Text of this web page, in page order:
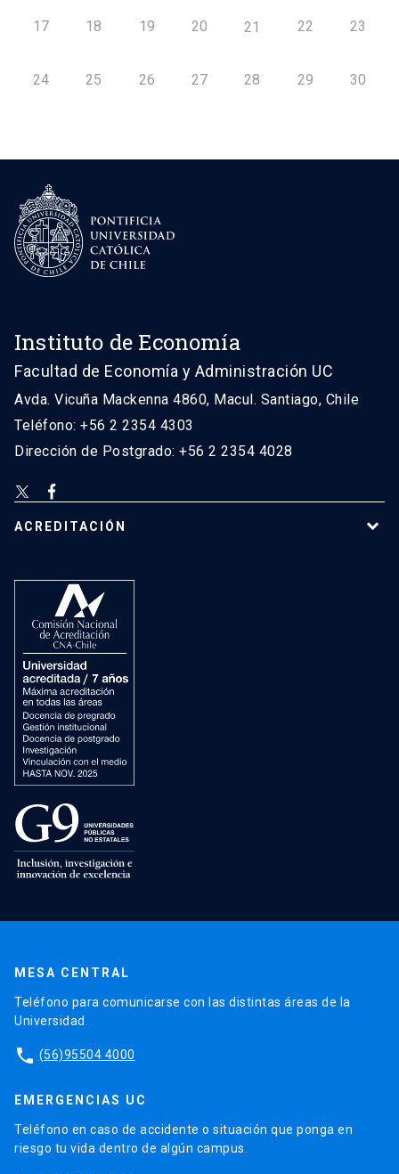
17 18 19 20 21 22 23
24 25 26 27 28 29 30
Instituto de Economía
Facultad de Economía y Administración UC
Avda. Vicuña Mackenna 4860, Macul. Santiago, Chile
Teléfono: +56 2 2354 4303
Dirección de Postgrado: +56 2 2354 4028
ACREDITACIÓN
MESA CENTRAL
Teléfono para comunicarse con las distintas áreas de la
Universidad.
phone (56)95504 4000
EMERGENCIAS UC
Teléfono en caso de accidente o situación que ponga en
riesgo tu vida dentro de algún campus.